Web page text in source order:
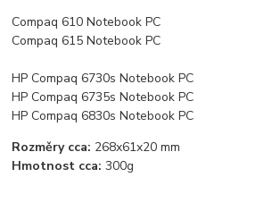
Compaq 610 Notebook PC
Compaq 615 Notebook PC
HP Compaq 6730s Notebook PC
HP Compaq 6735s Notebook PC
HP Compaq 6830s Notebook PC
Rozměry cca: 268x61x20 mm
Hmotnost cca: 300g